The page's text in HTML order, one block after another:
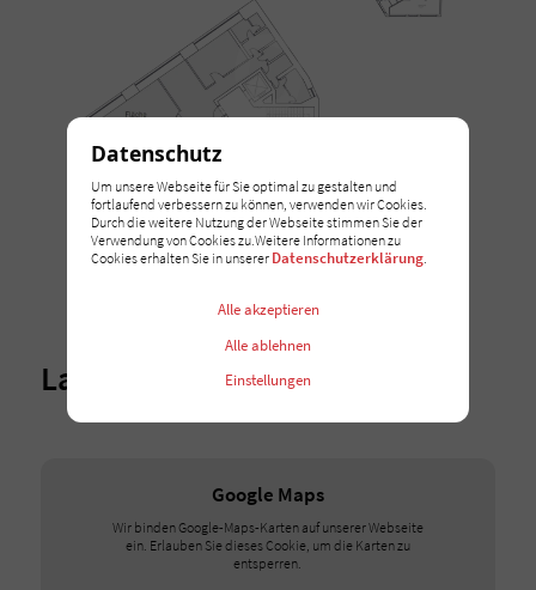
Lage
Google Maps
Wir binden Google-Maps-Karten auf unserer Webseite
ein. Erlauben Sie dieses Cookie, um die Karten zu
entsperren.
Datenschutz
Um unsere Webseite für Sie optimal zu gestalten und
fortlaufend verbessern zu können, verwenden wir Cookies.
Durch die weitere Nutzung der Webseite stimmen Sie der
Verwendung von Cookies zu.Weitere Informationen zu
Cookies erhalten Sie in unserer Datenschutzerklärung.
Einstellungen
Alle ablehnen
Alle akzeptieren